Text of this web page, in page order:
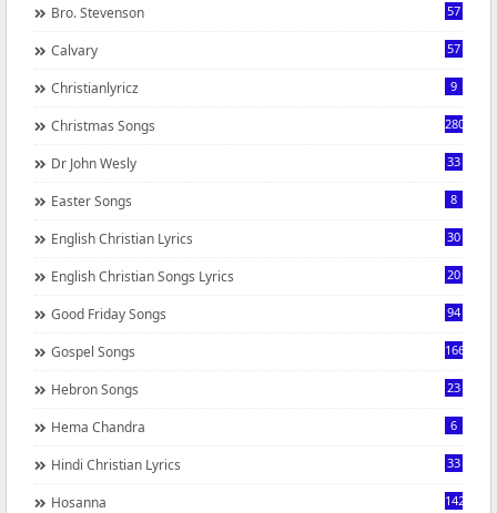
Bro. Stevenson 57
Calvary 57
Christianlyricz 9
Christmas Songs 280
Dr John Wesly 33
Easter Songs 8
English Christian Lyrics 30
English Christian Songs Lyrics 20
Good Friday Songs 94
Gospel Songs 166
Hebron Songs 23
Hema Chandra 6
Hindi Christian Lyrics 33
Hosanna 142